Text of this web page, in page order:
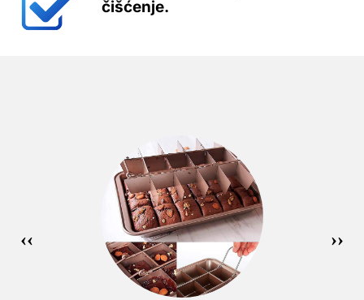
čišćenje.